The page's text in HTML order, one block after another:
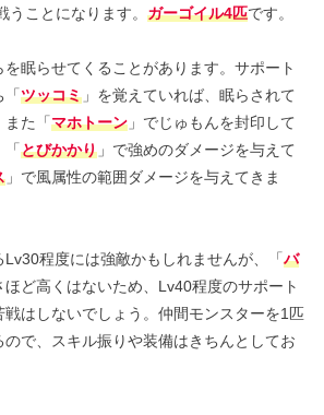
うことになります。 ガーゴイル4匹です。
を眠らせてくることがあります。サポート
「ツッコミ 」を覚えていれば、眠らされて
また「マホトーン 」でじゅもんを封印して
「とびかかり 」で強めのダメージを与えて
」で風属性の範囲ダメージを与えてきま
程度には強敵かもしれませんが、「バ
ほど高くはないため、Lv40程度のサポート
はしないでしょう。仲間モンスターを1匹
ので、スキル振りや装備はきちんとしてお